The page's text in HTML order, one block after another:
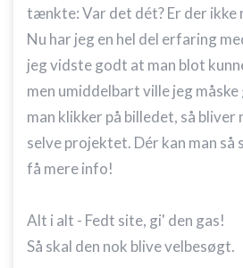
tænkte: Var det dét? Er der ikke
Nu har jeg en hel del erfaring
jeg vidste godt at man blot
men umiddelbart ville jeg
man klikker på billedet, så bliver
selve projektet. Dér kan man så
få mere info!
Alt i alt - Fedt site, gi' den gas!
Så skal den nok blive velbesøgt.
placeringsoplysninger
anmodede oplysninger
Ikke-IAB-behandlingsformål:
Nødvendig
Ydeevne